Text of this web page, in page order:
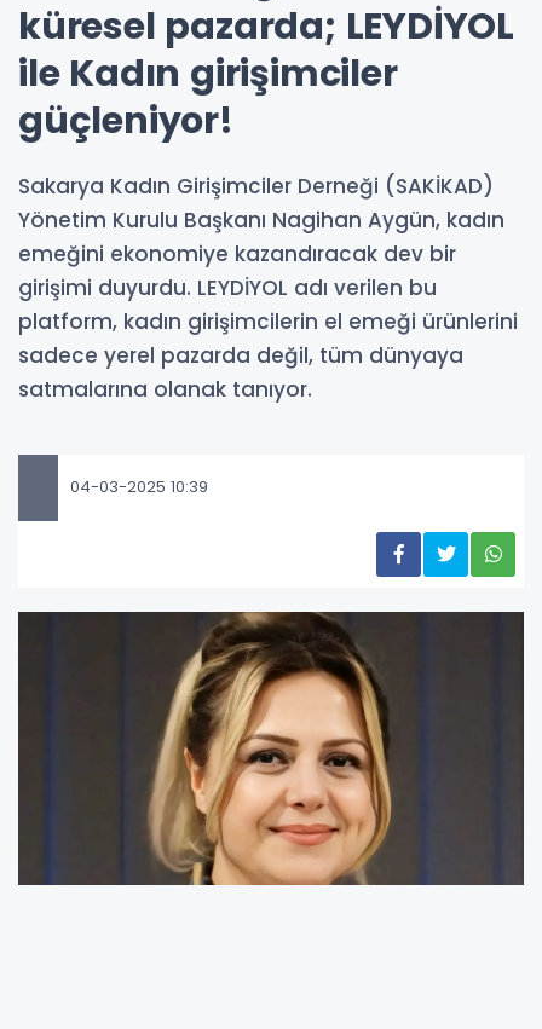
küresel pazarda; LEYDİYOL
ile Kadın girişimciler
güçleniyor!
Sakarya Kadın Girişimciler Derneği (SAKİKAD)
Yönetim Kurulu Başkanı Nagihan Aygün, kadın
emeğini ekonomiye kazandıracak dev bir
girişimi duyurdu. LEYDİYOL adı verilen bu
platform, kadın girişimcilerin el emeği ürünlerini
sadece yerel pazarda değil, tüm dünyaya
satmalarına olanak tanıyor.
04-03-2025 10:39